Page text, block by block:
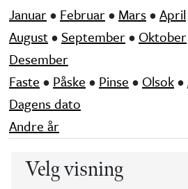
Januar• Februar• Mars•April
August• September• Oktober
Desember
Faste • Påske • Pinse • Olsok•
Dagens dato
Andre år
Velg visning